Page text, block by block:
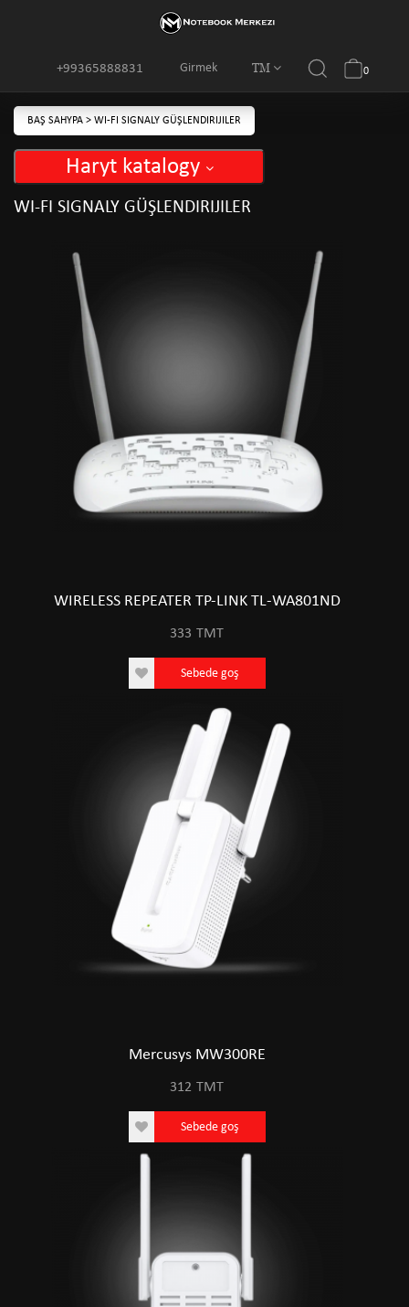
Girmek TM
+99365888831 0
BAŞ SAHYPA > WI-FI SIGNALY GÜŞLENDIRIJILER
Haryt katalogy
WI-FI SIGNALY GÜŞLENDIRIJILER
WIRELESS REPEATER TP-LINK TL-WA801ND
333 TMT
Sebede goş
Mercusys MW300RE
312 TMT
Sebede goş